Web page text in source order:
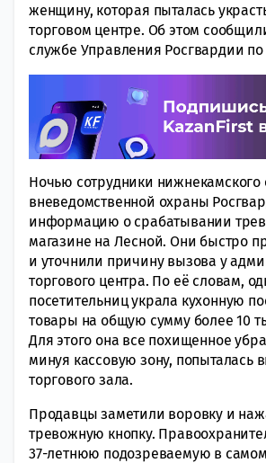
женщину, которая пыталась
торговом центре. Об этом
службе Управления Росгвардии по
Ночью сотрудники нижнекамского
вневедомственной охраны
информацию о срабатывании
магазине на Лесной. Они быстро
и уточнили причину вызова у
торгового центра. По её словам,
посетительниц украла кухонную
товары на общую сумму более 10
Для этого она все похищенное
минуя кассовую зону, попыталась
торгового зала.
Продавцы заметили воровку и
тревожную кнопку.
37-летнюю подозреваемую в